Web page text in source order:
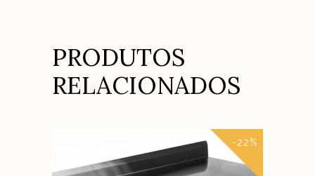
PRODUTOS
RELACIONADOS
-22%